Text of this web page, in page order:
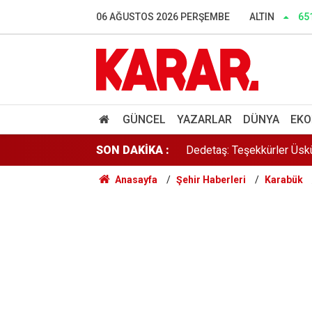
06 AĞUSTOS 2026 PERŞEMBE ALTIN
GÜNCEL YAZARLAR DÜNYA
SON DAKİKA :
Babacan'dan çerçeve
Lüleburgaz Belediye
Dedetaş: Teşekkürler
İnce: Muhalefet 'nasıl olsa
Murat Bakan'dan
Anasayfa Şehir Haberleri Karabük